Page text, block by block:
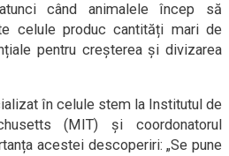
când animalele încep să
celule produc cantități mari de
pentru creșterea și divizarea
în celule stem la Institutul de
(MIT) și coordonatorul
acestei descoperiri: „Se pune